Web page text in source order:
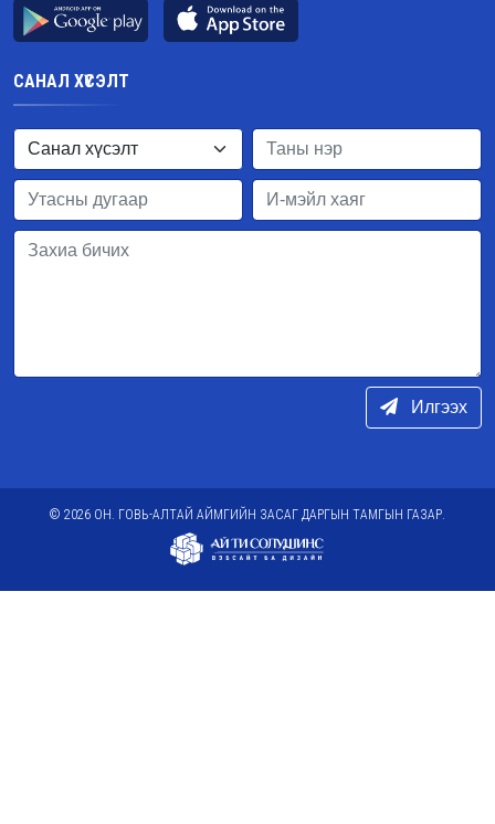
САНАЛ ХҮСЭЛТ
Илгээх
© 2026 ОН. ГОВЬ-АЛТАЙ АЙМГИЙН ЗАСАГ ДАРГЫН ТАМГЫН ГАЗАР.